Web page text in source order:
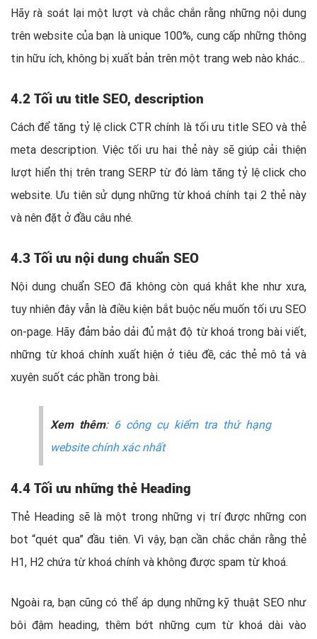
Hãy rà soát lại một lượt và chắc chắn rằng những nội dung
trên website của bạn là unique 100%, cung cấp những thông
tin hữu ích, không bị xuất bản trên một trang web nào khác...
4.2 Tối ưu title SEO, description
Cách để tăng tỷ lệ click CTR chính là tối ưu title SEO và thẻ
meta description. Việc tối ưu hai thẻ này sẽ giúp cải thiện
lượt hiển thị trên trang SERP từ đó làm tăng tỷ lệ click cho
website. Ưu tiên sử dụng những từ khoá chính tại 2 thẻ này
và nên đặt ở đầu câu nhé.
4.3 Tối ưu nội dung chuẩn SEO
Nội dung chuẩn SEO đã không còn quá khắt khe như xưa,
tuy nhiên đây vẫn là điều kiện bắt buộc nếu muốn tối ưu SEO
on-page. Hãy đảm bảo dải đủ mật độ từ khoá trong bài viết,
những từ khoá chính xuất hiện ở tiêu đề, các thẻ mô tả và
xuyên suốt các phần trong bài.
Xem thêm: 6 công cụ kiểm tra thứ hạng
website chính xác nhất
4.4 Tối ưu những thẻ Heading
Thẻ Heading sẽ là một trong những vị trí được những con
bot “quét qua” đầu tiên. Vì vậy, bạn cần chắc chắn rằng thẻ
H1, H2 chứa từ khoá chính và không được spam từ khoá.
Ngoài ra, bạn cũng có thể áp dụng những kỹ thuật SEO như
bôi đậm heading, thêm bớt những cụm từ khoá dài vào